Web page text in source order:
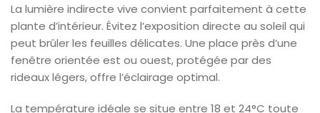
La lumière indirecte vive convient parfaitement à cette
plante d’intérieur. Évitez l’exposition directe au soleil qui
peut brûler les feuilles délicates. Une place près d’une
fenêtre orientée est ou ouest, protégée par des
rideaux légers, offre l’éclairage optimal.
La température idéale se situe entre 18 et 24°C toute